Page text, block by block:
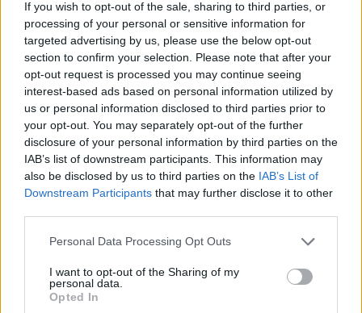
If you wish to opt-out of the sale, sharing to third parties, or
processing of your personal or sensitive information for
targeted advertising by us, please use the below opt-out
section to confirm your selection. Please note that after your
opt-out request is processed you may continue seeing
interest-based ads based on personal information utilized by
us or personal information disclosed to third parties prior to
your opt-out. You may separately opt-out of the further
disclosure of your personal information by third parties on the
IAB’s list of downstream participants. This information may
also be disclosed by us to third parties on the IAB’s List of
Downstream Participants that may further disclose it to other
Please note that this website/app uses one or more Google
not limited to your visit or usage behaviour. You may click to
grant or deny consent to Google and its third-party tags to
use your data for below specified purposes in below Google
Personal Data Processing Opt Outs
I want to opt-out of the Sharing of my
personal data.
Opted In
rutina. El veterinario podrá evaluar su salud
general, realizar pruebas de laboratorio si es
necesario y brindarte consejos sobre su cuidado y
alimentación.
Tener un dragón barbudo como mascotapuede
ser una experiencia fascinante y gratificante. Sin
embargo, es importante estar preparado y conocer
todos los aspectos clave de su cuidado antes de
socialización adecuada y atención veterinaria
regular. Con el cuidado adecuado, tu dragón
barbudo puede convertirse en un compañero leal y